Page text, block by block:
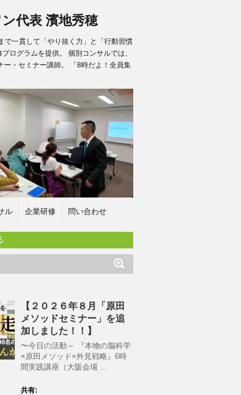
代表 濱地秀穂
で一貫して「やり抜く力」と「行動習慣
ログラムを提供。 個別コンサルでは、
・セミナー講師。 「8時だよ！全員集
ル 企業研修 問い合わせ
【２０２６年８月「原田
メソッドセミナー」を追
加しました！！】
〜今日の活動～ 『本物の脳科学
×原田メソッド×外見戦略』6時
間実践講座（大阪会場 …
共有: